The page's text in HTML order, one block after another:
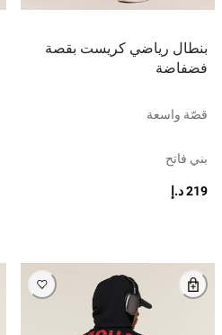
بنطال رياضي كريست بقصة
فضفاضة
قصّة واسعة
بني فاتح
219 د.إ